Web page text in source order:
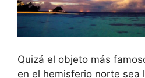
Quizá el objeto más
en el hemisferio norte sea